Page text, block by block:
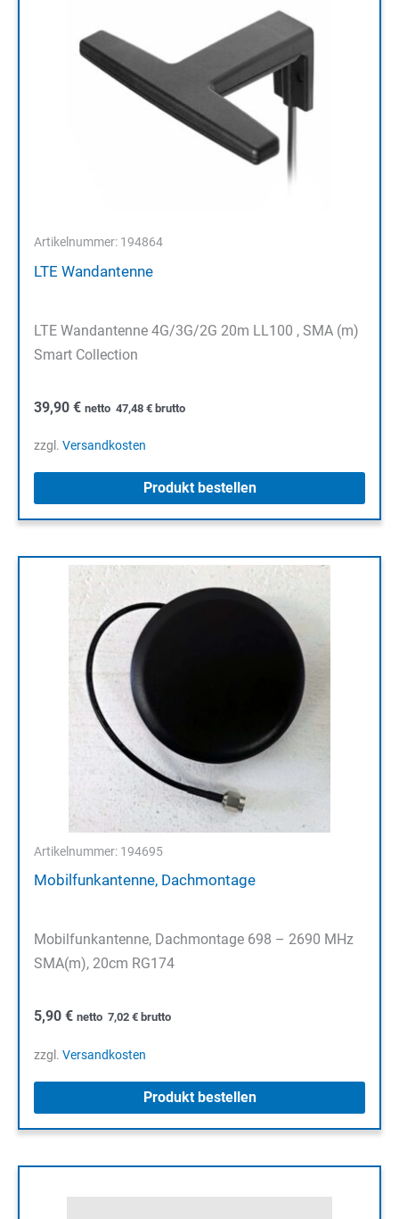
Artikelnummer: 194864
LTE Wandantenne
LTE Wandantenne 4G/3G/2G 20m LL100 , SMA (m)
Smart Collection
39,90 € netto 47,48 € brutto
zzgl. Versandkosten
Produkt bestellen
Artikelnummer: 194695
Mobilfunkantenne, Dachmontage
Mobilfunkantenne, Dachmontage 698 – 2690 MHz
SMA(m), 20cm RG174
5,90 € netto 7,02 € brutto
zzgl. Versandkosten
Produkt bestellen